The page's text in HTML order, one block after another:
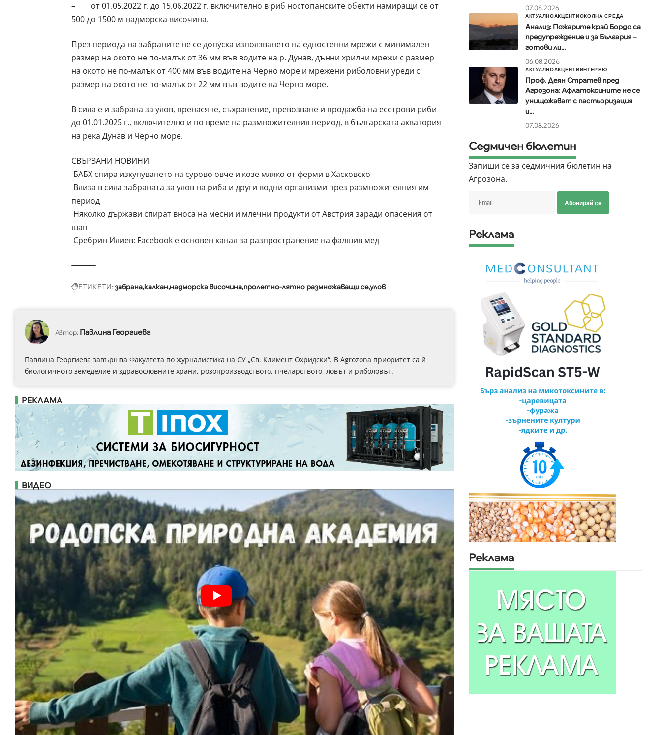
– от 01.05.2022 г. до 15.06.2022 г. включително в риб ностопанските обекти намиращи се от
500 до 1500 м надморска височина.
През периода на забраните не се допуска използването на едностенни мрежи с минимален
размер на окото не по-малък от 36 мм във водите на р. Дунав, дънни хрилни мрежи с размер
на окото не по-малък от 400 мм във водите на Черно море и мрежени риболовни уреди с
размер на окото не по-малък от 22 мм във водите на Черно море.
В сила е и забрана за улов, пренасяне, съхранение, превозване и продажба на есетрови риби
до 01.01.2025 г., включително и по време на размножителния период, в българската акватория
на река Дунав и Черно море.
СВЪРЗАНИ НОВИНИ
БАБХ спира изкупуването на сурово овче и козе мляко от ферми в Хасковско
Влиза в сила забраната за улов на риба и други водни организми през размножителния им
период
Няколко държави спират вноса на месни и млечни продукти от Австрия заради опасения от
шап
Сребрин Илиев: Facebook е основен канал за разпространение на фалшив мед
ЕТИКЕТИ:забранакалканнадморска височинапролетно-лятно размножаващи сеулов
Автор: Павлина Георгиева
Павлина Георгиева завършва Факултета по журналистика на СУ „Св. Климент Охридски“. В Аgrozona приоритет са й
биологичното земеделие и здравословните храни, розопроизводството, пчеларството, ловът и риболовът.
РЕКЛАМА
ВИДЕО
07.08.2026
АКТУАЛНОАКЦЕНТИОКОЛНА СРЕДА
Анализ: Пожарите край Бордо са
предупреждение и за България –
готови ли...
06.08.2026
АКТУАЛНОАКЦЕНТИИНТЕРВЮ
Проф. Деян Стратев пред
Агрозона: Афлатоксините не се
унищожават с пастьоризация
и...
07.08.2026
Седмичен бюлетин
Запиши се за седмичния бюлетин на
Агрозона.
Абонирай се
Реклама
Реклама